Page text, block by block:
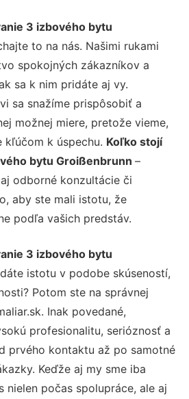
3 izbového bytu
to na nás. Našimi rukami
spokojných zákazníkov a
sa k nim pridáte aj vy.
sa snažíme prispôsobiť a
možnej miere, pretože vieme,
kľúčom k úspechu. Koľko stojí
bytu Groißenbrunn –
odborné konzultácie či
aby ste mali istotu, že
podľa vašich predstáv.
3 izbového bytu
istotu v podobe skúseností,
Potom ste na správnej
Inak povedané,
profesionalitu, serióznosť a
prvého kontaktu až po samotné
Keďže aj my sme iba
nielen počas spolupráce, ale aj